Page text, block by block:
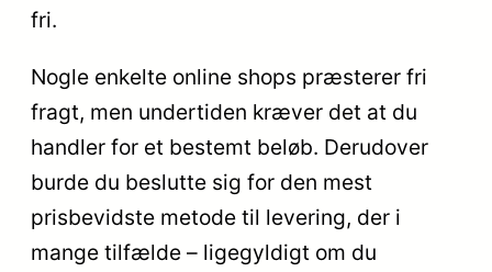
fri.
Nogle enkelte online shops præsterer fri
fragt, men undertiden kræver det at du
handler for et bestemt beløb. Derudover
burde du beslutte sig for den mest
prisbevidste metode til levering, der i
mange tilfælde – ligegyldigt om du